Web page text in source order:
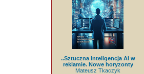
..Sztuczna inteligencja AI w
reklamie. Nowe horyzonty
Mateusz Tkaczyk